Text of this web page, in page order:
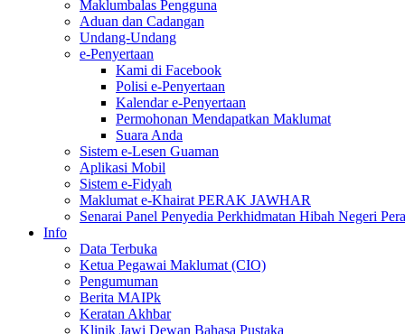
Maklumbalas Pengguna
Aduan dan Cadangan
Undang-Undang
e-Penyertaan
Kami di Facebook
Polisi e-Penyertaan
Kalendar e-Penyertaan
Permohonan Mendapatkan Maklumat
Suara Anda
Sistem e-Lesen Guaman
Aplikasi Mobil
Sistem e-Fidyah
Maklumat e-Khairat PERAK JAWHAR
Senarai Panel Penyedia Perkhidmatan Hibah Negeri
Info
Data Terbuka
Ketua Pegawai Maklumat (CIO)
Pengumuman
Berita MAIPk
Keratan Akhbar
Klinik Jawi Dewan Bahasa Pustaka